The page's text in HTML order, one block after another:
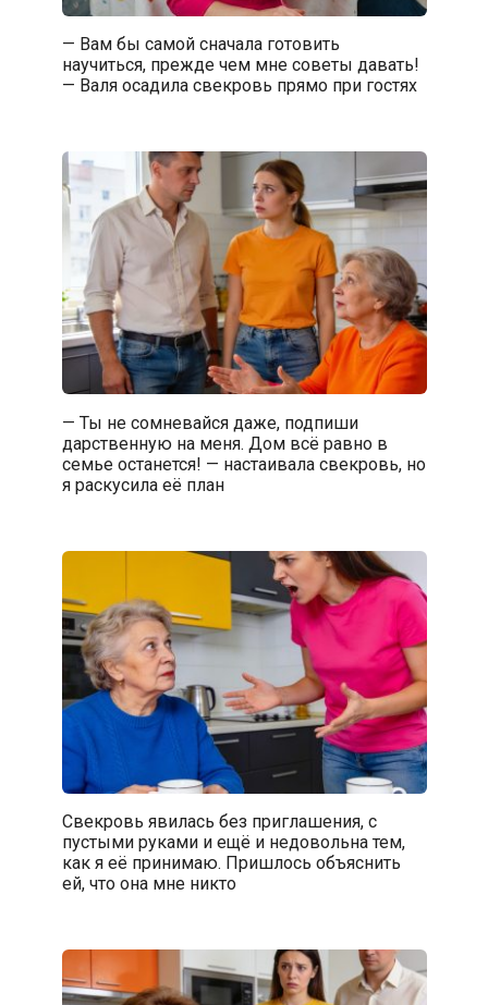
— Вам бы самой сначала готовить
научиться, прежде чем мне советы давать!
— Валя осадила свекровь прямо при гостях
— Ты не сомневайся даже, подпиши
дарственную на меня. Дом всё равно в
семье останется! — настаивала свекровь, но
я раскусила её план
Свекровь явилась без приглашения, с
пустыми руками и ещё и недовольна тем,
как я её принимаю. Пришлось объяснить
ей, что она мне никто